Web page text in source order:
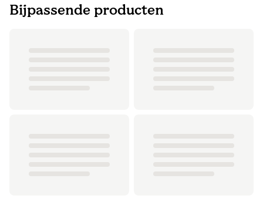
Bijpassende producten